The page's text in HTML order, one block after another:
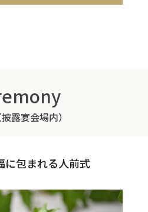
露宴会場内）
に包まれる人前式